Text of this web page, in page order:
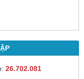
26.702.081